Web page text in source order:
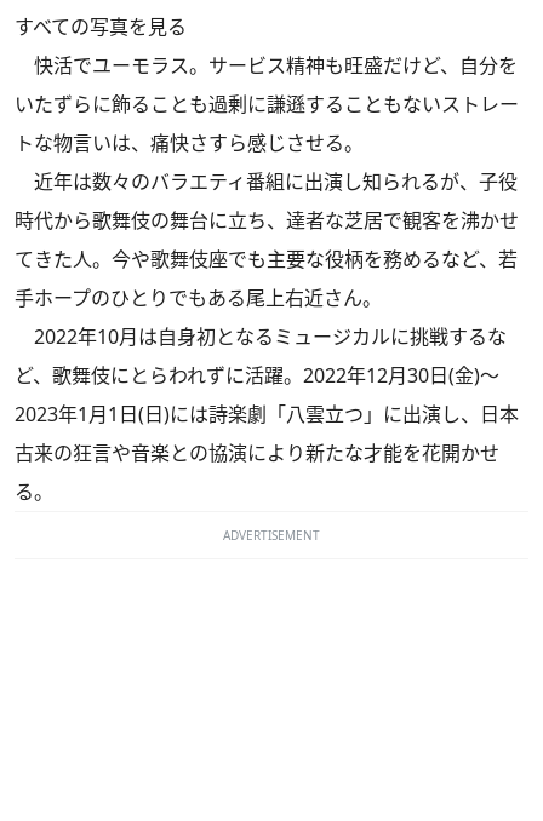
すべての写真を見る
快活でユーモラス。サービス精神も旺盛だけど、自分を
いたずらに飾ることも過剰に謙遜することもないストレー
トな物言いは、痛快さすら感じさせる。
近年は数々のバラエティ番組に出演し知られるが、子役
時代から歌舞伎の舞台に立ち、達者な芝居で観客を沸かせ
てきた人。今や歌舞伎座でも主要な役柄を務めるなど、若
手ホープのひとりでもある尾上右近さん。
2022年10月は自身初となるミュージカルに挑戦するな
ど、歌舞伎にとらわれずに活躍。2022年12月30日(金)～
2023年1月1日(日)には詩楽劇「八雲立つ」に出演し、日本
古来の狂言や音楽との協演により新たな才能を花開かせ
る。
ADVERTISEMENT